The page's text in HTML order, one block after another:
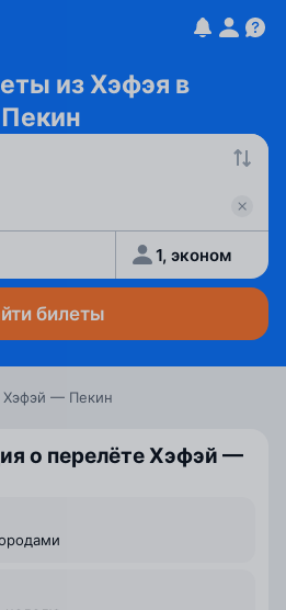
из Хэфэя в
Пекин
1, эконом
билеты
Хэфэй — Пекин
о перелёте Хэфэй —